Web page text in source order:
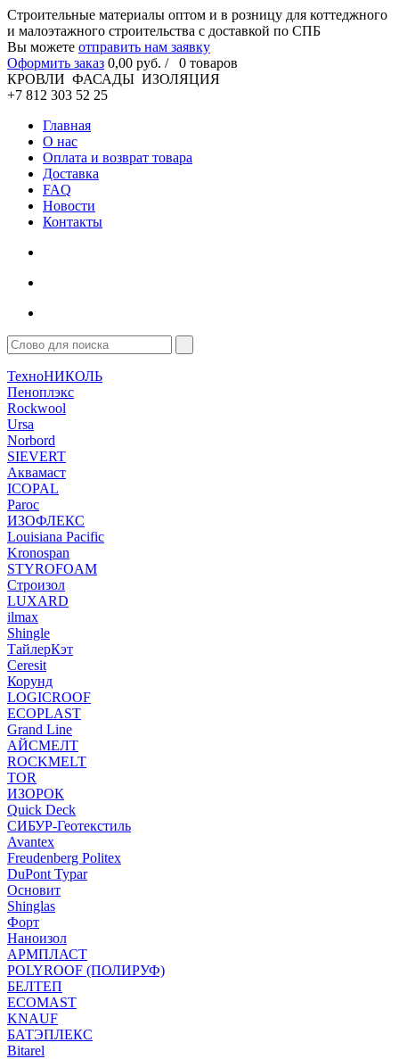
Cтроительные материалы оптом и в розницу для коттеджного
и малоэтажного строительства с доставкой по СПБ
Вы можете отправить нам заявку
Оформить заказ 0,00 руб. / 0 товаров
КРОВЛИ ФАСАДЫ ИЗОЛЯЦИЯ
+7 812 303 52 25
Главная
О нас
Оплата и возврат товара
Доставка
FAQ
Новости
Контакты
ТехноНИКОЛЬ
Пеноплэкс
Rockwool
Ursa
Norbord
SIEVERT
Аквамаст
ICOPAL
Paroc
ИЗОФЛЕКС
Louisiana Pacific
Kronospan
STYROFOAM
Строизол
LUXARD
ilmax
Shingle
ТайлерКэт
Ceresit
Корунд
LOGICROOF
ECOPLAST
Grand Line
АЙСМЕЛТ
ROCKMELT
TOR
ИЗОРОК
Quick Deck
СИБУР-Геотекстиль
Avantex
Freudenberg Politex
DuPont Typar
Основит
Shinglas
Форт
Наноизол
АРМПЛАСТ
POLYROOF (ПОЛИРУФ)
БЕЛТЕП
ECOMAST
KNAUF
БАТЭПЛЕКС
Bitarel